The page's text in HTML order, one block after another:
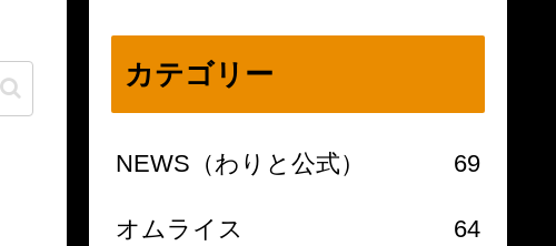
カテゴリー
NEWS（わりと公式） 69
オムライス 64